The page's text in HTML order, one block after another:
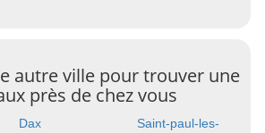
autre ville pour trouver une
près de chez vous
Dax
Saint-paul-les-